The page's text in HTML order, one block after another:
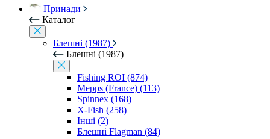
Принади
Каталог
Блешні (1987)
Блешні (1987)
Fishing ROI (874)
Mepps (France) (113)
Spinnex (168)
X-Fish (258)
Інші (2)
Блешні Flagman (84)